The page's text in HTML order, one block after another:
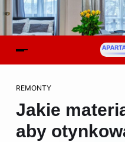
REMONTY
Jakie
aby